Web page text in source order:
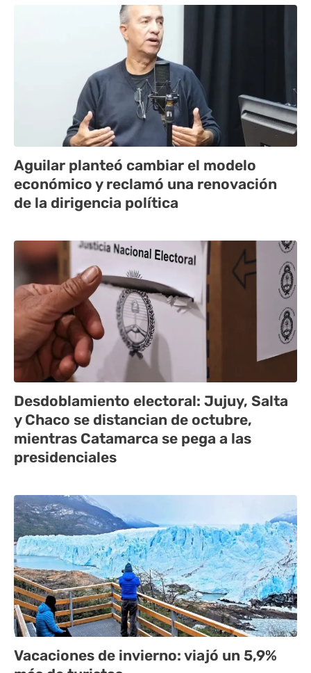
Aguilar planteó cambiar el modelo
económico y reclamó una renovación
de la dirigencia política
Desdoblamiento electoral: Jujuy, Salta
y Chaco se distancian de octubre,
mientras Catamarca se pega a las
presidenciales
Vacaciones de invierno: viajó un 5,9%